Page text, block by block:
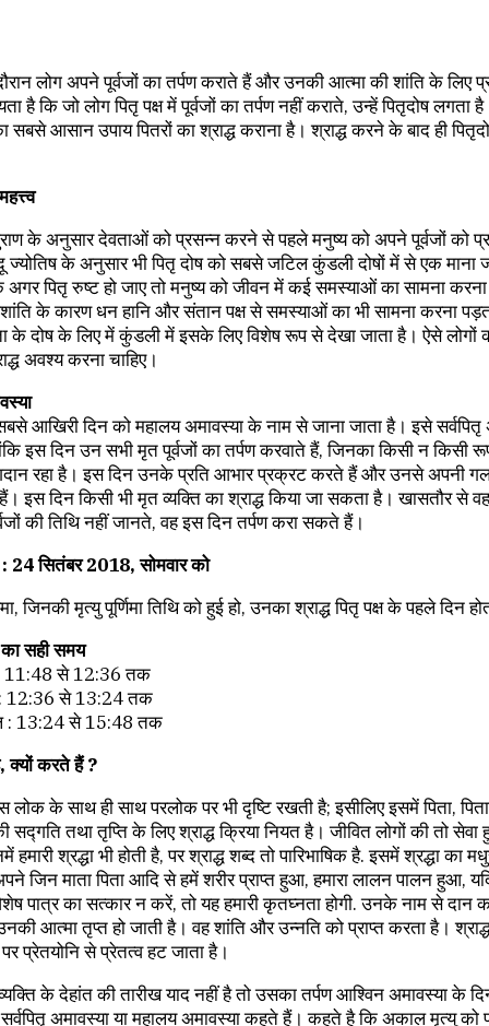
लोग अपने पूर्वजों का तर्पण कराते हैं और उनकी आत्मा की शांति के लिए
है कि जो लोग पितृ पक्ष में पूर्वजों का तर्पण नहीं कराते, उन्हें पितृदोष लगता
सबसे आसान उपाय पितरों का श्राद्ध कराना है। श्राद्ध करने के बाद ही
के अनुसार देवताओं को प्रसन्न करने से पहले मनुष्य को अपने पूर्वजों को
ज्योतिष के अनुसार भी पितृ दोष को सबसे जटिल कुंडली दोषों में से एक माना
अगर पितृ रुष्ट हो जाए तो मनुष्य को जीवन में कई समस्याओं का सामना
के कारण धन हानि और संतान पक्ष से समस्याओं का भी सामना करना
के दोष के लिए में कुंडली में इसके लिए विशेष रूप से देखा जाता है। ऐसे लोगों
अवश्य करना चाहिए।
आखिरी दिन को महालय अमावस्या के नाम से जाना जाता है। इसे सर्वपितृ
इस दिन उन सभी मृत पूर्वजों का तर्पण करवाते हैं, जिनका किसी न किसी
रहा है। इस दिन उनके प्रति आभार प्रक्रट करते हैं और उनसे अपनी
इस दिन किसी भी मृत व्यक्ति का श्राद्ध किया जा सकता है। खासतौर से
की तिथि नहीं जानते, वह इस दिन तर्पण करा सकते हैं।
: 24 सितंबर 2018, सोमवार को
जिनकी मृत्यु पूर्णिमा तिथि को हुई हो, उनका श्राद्ध पितृ पक्ष के पहले दिन
सही समय
11:48 से 12:36 तक
: 12:36 से 13:24 तक
: 13:24 से 15:48 तक
क्यों करते हैं ?
लोक के साथ ही साथ परलोक पर भी दृष्टि रखती है; इसीलिए इसमें पिता,
सद्गति तथा तृप्ति के लिए श्राद्ध क्रिया नियत है। जीवित लोगों की तो सेवा
श्रद्धा भी होती है, पर श्राद्ध शब्द तो पारिभाषिक है. इसमें श्रद्धा का
जिन माता पिता आदि से हमें शरीर प्राप्त हुआ, हमारा लालन पालन हुआ,
पात्र का सत्कार न करें, तो यह हमारी कृतघ्नता होगी. उनके नाम से दान
आत्मा तृप्त हो जाती है। वह शांति और उन्नति को प्राप्त करता है।
प्रेतयोनि से प्रेतत्व हट जाता है।
के देहांत की तारीख याद नहीं है तो उसका तर्पण आश्विन अमावस्या के
अमावस्या या महालय अमावस्या कहते हैं। कहते है कि अकाल मृत्यु को